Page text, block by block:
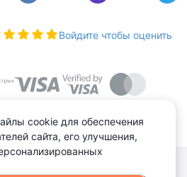
Войдите чтобы оценить
кукииВыбор настроек Cookies
cookie для обеспечения
сайта, его улучшения,